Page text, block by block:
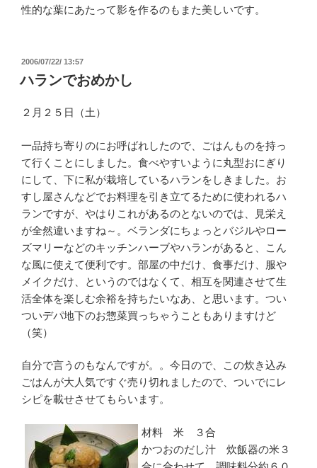
性的な葉にあたって影を作るのもまた美しいです。
投
日:
2006/07/22/ 13:57
ハランでおめかし
２月２５日（土）
一品持ち寄りのにお呼ばれしたので、ごはんものを持っ
て行くことにしました。食べやすいように丸型おにぎり
にして、下に私が栽培しているハランをしきました。お
すし屋さんなどでお料理を引き立てるために使われるハ
ランですが、やはりこれがあるのとないのでは、見栄え
が全然違いますね～。ベランダにちょっとバジルやロー
ズマリーなどのキッチンハーブやハランがあると、こん
な風に使えて便利です。部屋の中だけ、食事だけ、服や
メイクだけ、というのではなくて、相互を関連させて生
活全体を楽しむ余裕を持ちたいなあ、と思います。つい
ついデパ地下のお惣菜買っちゃうこともありますけど
（笑）
自分で言うのもなんですが。。今日ので、この炊き込み
ごはんが大人気ですぐ売り切れましたので、ついでにレ
シピを載せさせてもらいます。
材料 米 ３合
かつおのだし汁 炊飯器の米３